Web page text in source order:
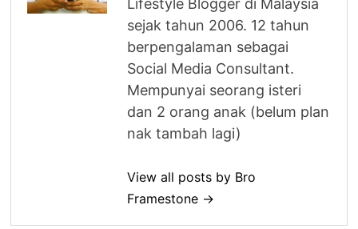
sejak tahun 2006. 12 tahun
berpengalaman sebagai
Social Media Consultant.
Mempunyai seorang isteri
dan 2 orang anak (belum plan
nak tambah lagi)
View all posts by Bro
Framestone →